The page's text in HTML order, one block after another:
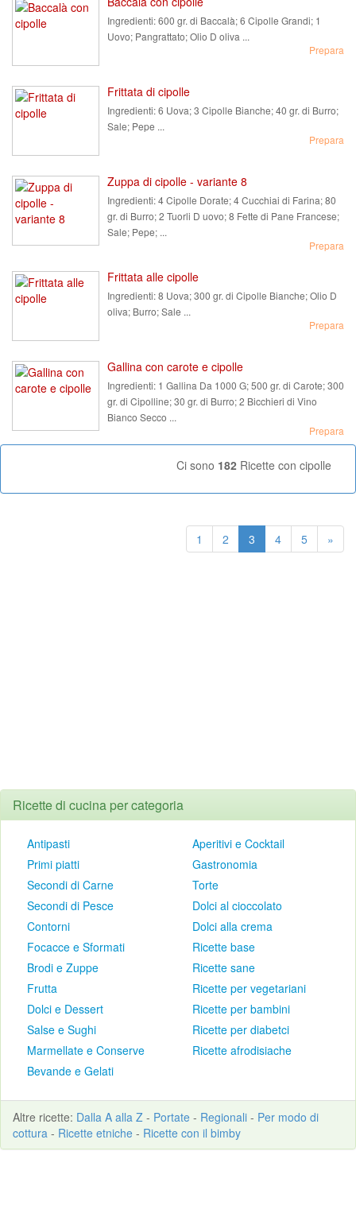
Ingredienti:600 gr. di Baccalà; 6 Cipolle Grandi; 1
Uovo; Pangrattato; Olio D oliva ...
Prepara
Frittata di cipolle
Ingredienti:6 Uova; 3 Cipolle Bianche; 40 gr. di Burro;
Sale; Pepe ...
Prepara
Zuppa di cipolle - variante 8
Ingredienti:4 Cipolle Dorate; 4 Cucchiai di Farina; 80
gr. di Burro; 2 Tuorli D uovo; 8 Fette di Pane Francese;
Sale; Pepe; ...
Prepara
Frittata alle cipolle
Ingredienti:8 Uova; 300 gr. di Cipolle Bianche; Olio D
oliva; Burro; Sale ...
Prepara
Gallina con carote e cipolle
Ingredienti: 1 Gallina Da 1000 G; 500 gr. di Carote; 300
gr. di Cipolline; 30 gr. di Burro; 2 Bicchieri di Vino
Bianco Secco ...
Prepara
Ci sono 182 Ricette con cipolle
1 2 3 4 5 »
Ricette di cucina per categoria
Antipasti
Primi piatti
Secondi di Carne
Secondi di Pesce
Contorni
Focacce e Sformati
Brodi e Zuppe
Frutta
Dolci e Dessert
Salse e Sughi
Marmellate e Conserve
Bevande e Gelati
Aperitivi e Cocktail
Gastronomia
Torte
Dolci al cioccolato
Dolci alla crema
Ricette base
Ricette sane
Ricette per vegetariani
Ricette per bambini
Ricette per diabetci
Ricette afrodisiache
Altre ricette: Dalla A alla Z - Portate - Regionali - Per modo di
cottura - Ricette etniche - Ricette con il bimby